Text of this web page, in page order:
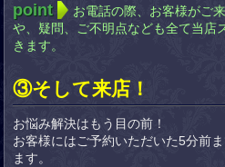
point
お電話の際、お客様がご
や、疑問、ご不明点なども全て当店
きます。
③そして来店！
お悩み解決はもう目の前！
お客様にはご予約いただいた5分前
ます。